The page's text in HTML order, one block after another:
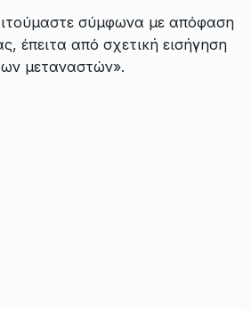
σύμφωνα με απόφαση
έπειτα από σχετική εισήγηση
μεταναστών».